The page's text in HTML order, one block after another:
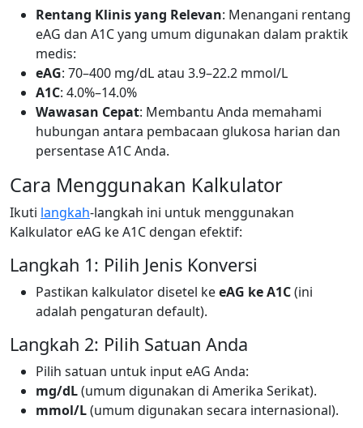
Rentang Klinis yang Relevan: Menangani rentang
eAG dan A1C yang umum digunakan dalam praktik
medis:
eAG: 70–400 mg/dL atau 3.9–22.2 mmol/L
A1C: 4.0%–14.0%
Wawasan Cepat: Membantu Anda memahami
hubungan antara pembacaan glukosa harian dan
persentase A1C Anda.
Cara Menggunakan Kalkulator
Ikuti langkah-langkah ini untuk menggunakan
Kalkulator eAG ke A1C dengan efektif:
Langkah 1: Pilih Jenis Konversi
Pastikan kalkulator disetel keeAG ke A1C(ini
adalah pengaturan default).
Langkah 2: Pilih Satuan Anda
Pilih satuan untuk input eAG Anda:
mg/dL(umum digunakan di Amerika Serikat).
mmol/L(umum digunakan secara internasional).